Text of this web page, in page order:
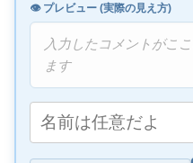
👁️ プレビュー (実際の見え方)
入力したコメントがこ
ます